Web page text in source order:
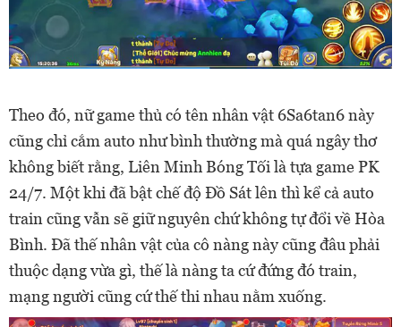
Theo đó, nữ game thủ có tên nhân vật 6Sa6tan6 này
cũng chỉ cắm auto như bình thường mà quá ngây thơ
không biết rằng, Liên Minh Bóng Tối là tựa game PK
24/7. Một khi đã bật chế độ Đồ Sát lên thì kể cả auto
train cũng vẫn sẽ giữ nguyên chứ không tự đổi về Hòa
Bình. Đã thế nhân vật của cô nàng này cũng đâu phải
thuộc dạng vừa gì, thế là nàng ta cứ đứng đó train,
mạng người cũng cứ thế thi nhau nằm xuống.